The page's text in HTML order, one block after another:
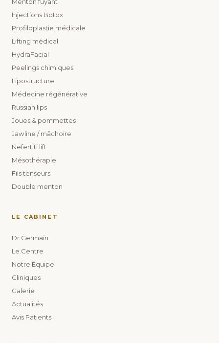
Injections Botox
Profiloplastie médicale
Lifting médical
HydraFacial
Peelings chimiques
Lipostructure
Médecine régénérative
Russian lips
Joues & pommettes
Jawline / mâchoire
Nefertiti lift
Mésothérapie
Fils tenseurs
Double menton
LE CABINET
Dr Germain
Le Centre
Notre Équipe
Cliniques
Galerie
Actualités
Avis Patients